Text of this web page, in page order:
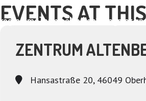
ProgrammeTermineMedien Dagmar
EVENTS AT
ZENTRUM
Hansastraße 20, 46049